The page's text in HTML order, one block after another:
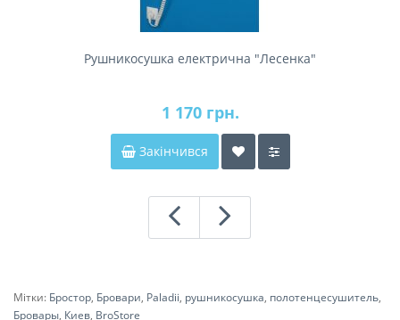
Рушникосушка електрична "Лесенка"
1 170 грн.
Закінчився
Мітки: Бростор, Бровари, Paladii, рушникосушка, полотенцесушитель,
Бровары, Киев, BroStore